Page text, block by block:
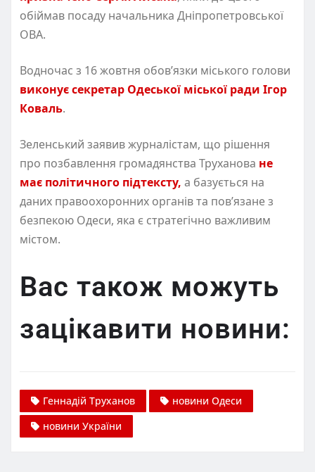
обіймав посаду начальника Дніпропетровської
ОВА.
Водночас з 16 жовтня обов’язки міського голови
виконує секретар Одеської міської ради Ігор
Коваль.
Зеленський заявив журналістам, що рішення
про позбавлення громадянства Труханова не
має політичного підтексту, а базується на
даних правоохоронних органів та пов’язане з
безпекою Одеси, яка є стратегічно важливим
містом.
Вас також можуть
зацікавити новини:
Геннадій Труханов
новини Одеси
новини України